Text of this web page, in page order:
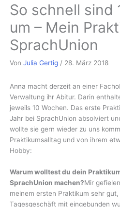
So schnell sind
um – Mein
SprachUnion
Von Julia Gertig / 28. März 2018
Anna macht derzeit an einer
Verwaltung ihr Abitur. Darin
jeweils 10 Wochen. Das erste
Jahr bei SprachUnion absolviert
wollte sie gern wieder zu uns
Praktikumsalltag und von ihrem
Hobby:
Warum wolltest du dein
SprachUnion machen?Mir
meinem ersten Praktikum sehr
Tagesgeschäft mit eingebunden